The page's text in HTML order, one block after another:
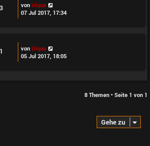
von Uiqua
07 Jul 2017, 17:34
von Uiqua
05 Jul 2017, 18:05
8 Themen • Seite 1 von 1
Gehe zu